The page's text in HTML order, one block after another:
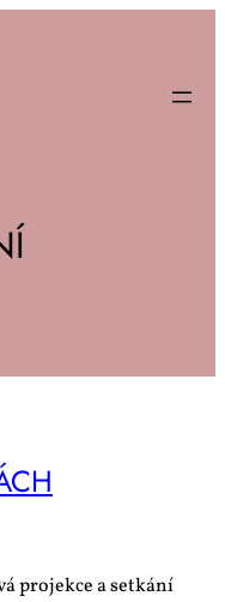
pro­jek­ce a se­tká­ní